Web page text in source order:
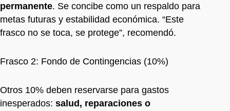
permanente. Se concibe como un respaldo para
metas futuras y estabilidad económica. “Este
frasco no se toca, se protege”, recomendó.
Frasco 2: Fondo de Contingencias (10%)
Otros 10% deben reservarse para gastos
inesperados: salud, reparaciones o